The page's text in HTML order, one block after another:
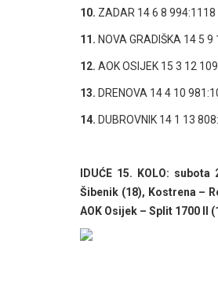
10. ZADAR 14 6 8 994:1118
11. NOVA GRADIŠKA 14 5
12. AOK OSIJEK 15 3 12
13. DRENOVA 14 4 10
14. DUBROVNIK 14 1 13
IDUĆE 15. KOLO:
Šibenik (18), Kostrena –
AOK Osijek – Split 1700 II